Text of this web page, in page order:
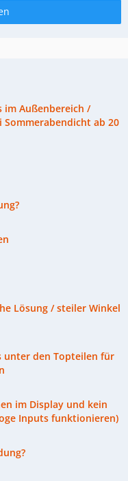
im Außenbereich /
ab 20
Lösung / steiler Winkel
unter den Topteilen für
im Display und kein
Inputs funktionieren)